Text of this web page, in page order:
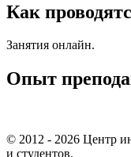
Как
Занятия онлайн.
Опыт
© 2012 - 2026 Центр
и студентов.